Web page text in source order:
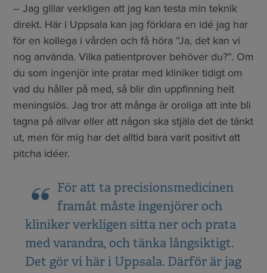
– Jag gillar verkligen att jag kan testa min teknik
direkt. Här i Uppsala kan jag förklara en idé jag har
för en kollega i vården och få höra ”Ja, det kan vi
nog använda. Vilka patientprover behöver du?”. Om
du som ingenjör inte pratar med kliniker tidigt om
vad du håller på med, så blir din uppfinning helt
meningslös. Jag tror att många är oroliga att inte bli
tagna på allvar eller att någon ska stjäla det de tänkt
ut, men för mig har det alltid bara varit positivt att
pitcha idéer.
För att ta precisionsmedicinen
framåt måste ingenjörer och
kliniker verkligen sitta ner och prata
med varandra, och tänka långsiktigt.
Det gör vi här i Uppsala. Därför är jag